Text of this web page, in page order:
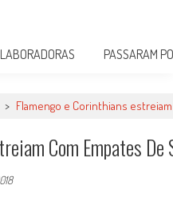
PASSARAM
> Flamengo e Corinthians
Com Empates